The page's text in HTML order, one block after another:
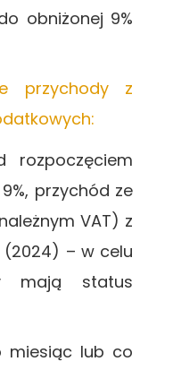
obniżonej 9%
przychody z
rozpoczęciem
przychód ze
VAT) z
– w celu
mają status
miesiąc lub co